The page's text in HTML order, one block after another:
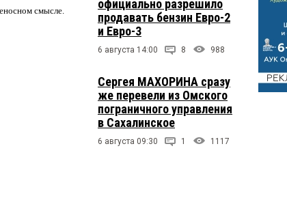
смысле.
официально разрешило
продавать бензин Евро-2
и Евро-3
6 августа 14:00 8 988
Сергея МАХОРИНА сразу
же перевели из Омского
пограничного управления
в Сахалинское
6 августа 09:30 1 1117